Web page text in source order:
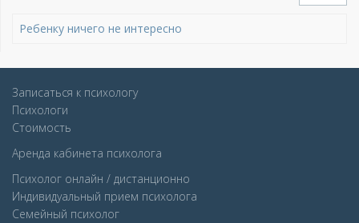
Ребенку ничего не интересно
Записаться к психологу
Психологи
Стоимость
Аренда кабинета психолога
Психолог онлайн / дистанционно
Индивидуальный прием психолога
Семейный психолог